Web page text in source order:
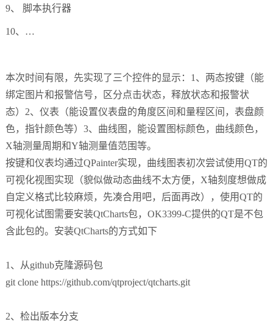
9、 脚本执行器
10、…
本次时间有限，先实现了三个控件的显示：1、两态按键（能
绑定图片和报警信号，区分点击状态，释放状态和报警状
态）2、仪表（能设置仪表盘的角度区间和量程区间，表盘颜
色，指针颜色等）3、曲线图，能设置图标颜色，曲线颜色，
X轴测量周期和Y轴测量值范围等。
按键和仪表均通过QPainter实现，曲线图表初次尝试使用QT的
可视化视图实现（貌似做动态曲线不太方便，X轴刻度想做成
自定义格式比较麻烦，先凑合用吧，后面再改），使用QT的
可视化试图需要安装QtCharts包，OK3399-C提供的QT是不包
含此包的。安装QtCharts的方式如下
1、从github克隆源码包
git clone https://github.com/qtproject/qtcharts.git
2、检出版本分支